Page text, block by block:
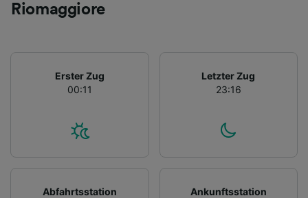
Riomaggiore
Erster Zug
00:11
Letzter Zug
23:16
Abfahrtsstation
Ankunftsstation